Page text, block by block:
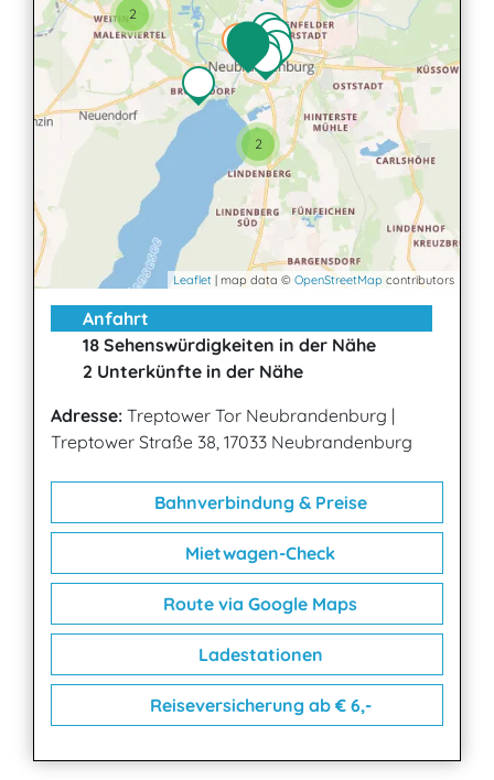
2
2
Leaflet | map data © OpenStreetMap contributors
Anfahrt
18 Sehenswürdigkeiten in der Nähe
2 Unterkünfte in der Nähe
Adresse: Treptower Tor Neubrandenburg |
Treptower Straße 38, 17033 Neubrandenburg
Bahnverbindung & Preise
Mietwagen-Check
Route via Google Maps
Ladestationen
Reiseversicherung ab € 6,-